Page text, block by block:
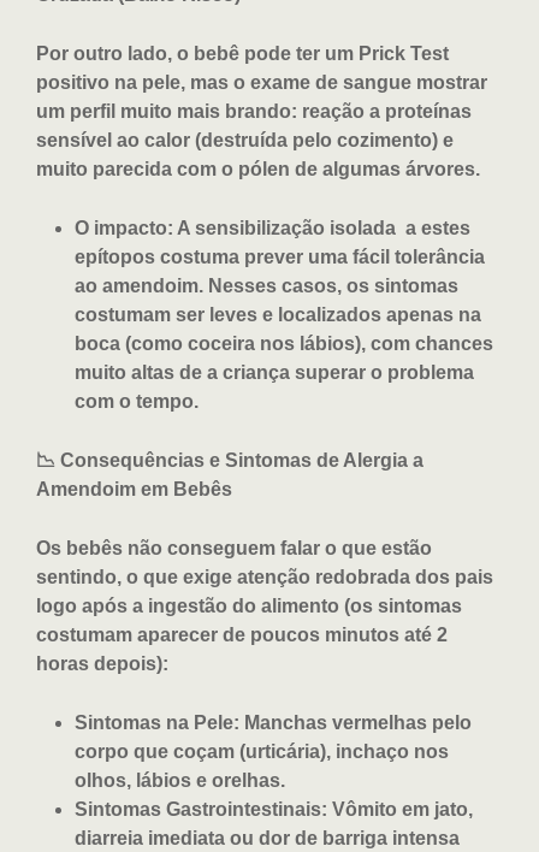
Por outro lado, o bebê pode ter um Prick Test
positivo na pele, mas o exame de sangue mostrar
um perfil muito mais brando: reação a proteínas
sensível ao calor (destruída pelo cozimento) e
muito parecida com o pólen de algumas árvores.
O impacto: A sensibilização isolada a estes
epítopos costuma prever uma fácil tolerância
ao amendoim. Nesses casos, os sintomas
costumam ser leves e localizados apenas na
boca (como coceira nos lábios), com chances
muito altas de a criança superar o problema
com o tempo.
📉 Consequências e Sintomas de Alergia a
Amendoim em Bebês
Os bebês não conseguem falar o que estão
sentindo, o que exige atenção redobrada dos pais
logo após a ingestão do alimento (os sintomas
costumam aparecer de poucos minutos até 2
horas depois):
Sintomas na Pele: Manchas vermelhas pelo
corpo que coçam (urticária), inchaço nos
olhos, lábios e orelhas.
Sintomas Gastrointestinais: Vômito em jato,
diarreia imediata ou dor de barriga intensa